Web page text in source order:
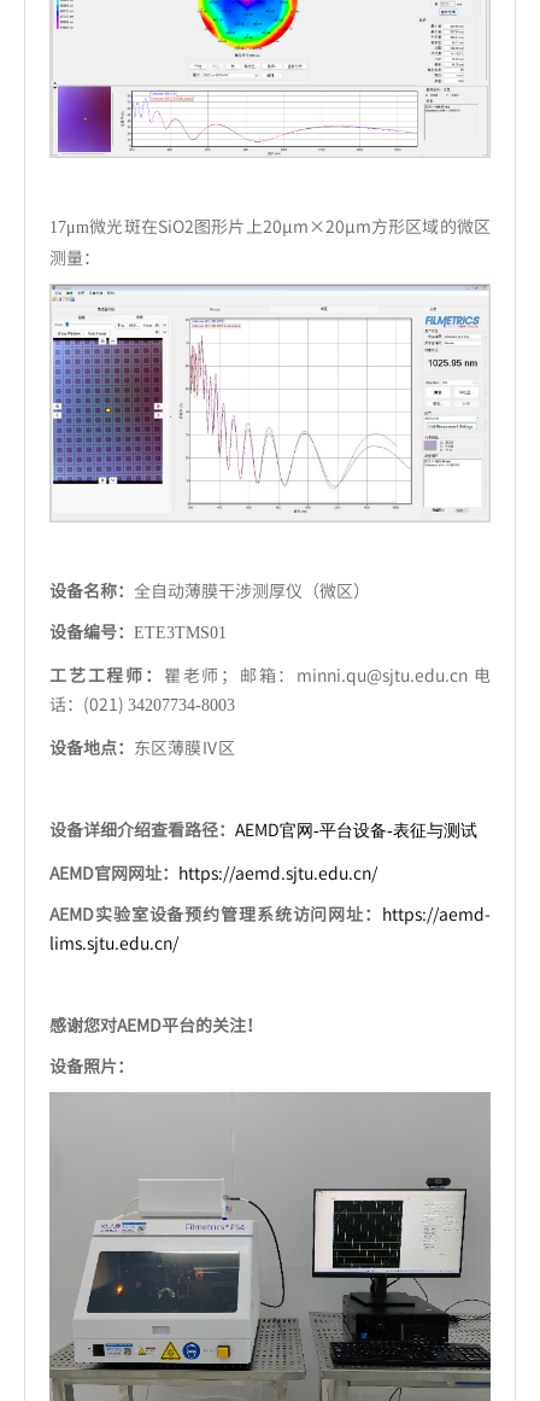
17μm微光斑在SiO2图形片上20μm×20μm方形区域的微区
测量：
设备名称： 全自动薄膜干涉测厚仪（微区）
设备编号： ETE3TMS01
工艺工程师： 瞿老师；邮箱：minni.qu@sjtu.edu.cn 电
话：(021) 34207734-8003
设备地点： 东区薄膜Ⅳ区
设备详细介绍查看路径： AEMD官网-平台设备-表征与测试
AEMD官网网址： https://aemd.sjtu.edu.cn/
AEMD实验室设备预约管理系统访问网址： https://aemd-
lims.sjtu.edu.cn/
感谢您对AEMD平台的关注！
设备照片：